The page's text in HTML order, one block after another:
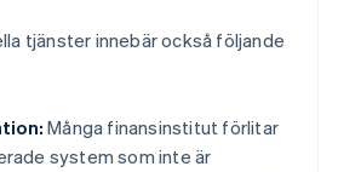
tjänster innebär också följande
Många finansinstitut förlitar
system som inte är